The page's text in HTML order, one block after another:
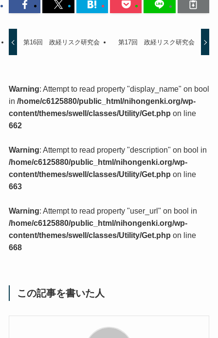
第16回 政経リスク研究会 第17回 政経リスク研究会
Warning: Attempt to read property "display_name" on bool
in /home/c6125880/public_html/nihongenki.org/wp-
content/themes/swell/classes/Utility/Get.php on line
662
Warning: Attempt to read property "description" on bool in
/home/c6125880/public_html/nihongenki.org/wp-
content/themes/swell/classes/Utility/Get.php on line
663
Warning: Attempt to read property "user_url" on bool in
/home/c6125880/public_html/nihongenki.org/wp-
content/themes/swell/classes/Utility/Get.php on line
668
この記事を書いた人